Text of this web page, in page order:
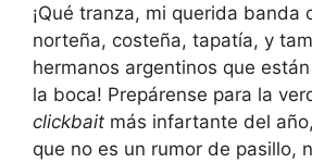
¡Qué tranza, mi querida banda
norteña, costeña, tapatía, y
hermanos argentinos que
la boca! Prepárense para la
clickbait más infartante del
que no es un rumor de pasillo,